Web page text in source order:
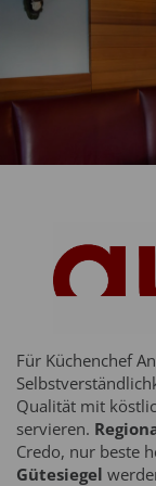
Für Küchenchef
Qualität mit
servieren.
Credo, nur beste
Gütesiegel